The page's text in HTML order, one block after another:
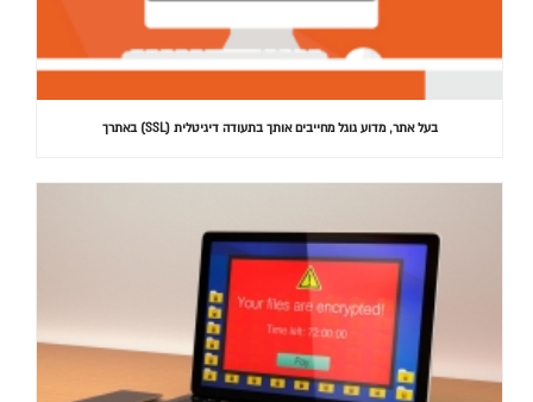
בעל אתר, מדוע גוגל מחייבים אותך בתעודה דיגיטלית (SSL) באתרך